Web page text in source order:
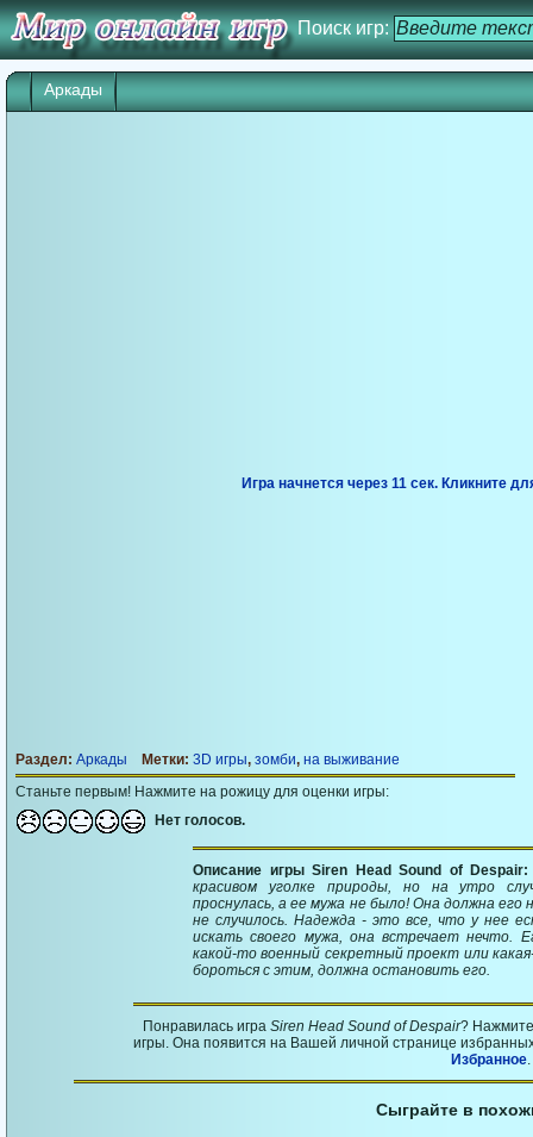
Поиск игр:
Аркады
Игра начнется через 10 сек. Кликните
Раздел: Аркады Метки: 3D игры, зомби, на выживание
Станьте первым! Нажмите на рожицу для оценки игры:
Нет голосов.
Описание игры Siren Head Sound of
красивом уголке природы, но на утро
проснулась, а ее мужа не было! Она должна его
не случилось. Надежда - это все, что у нее
искать своего мужа, она встречает нечто.
какой-то военный секретный проект или
бороться с этим, должна остановить его.
Понравилась игра Siren Head Sound of Despair?
игры. Она появится на Вашей личной странице
Избранное.
Сыграйте в